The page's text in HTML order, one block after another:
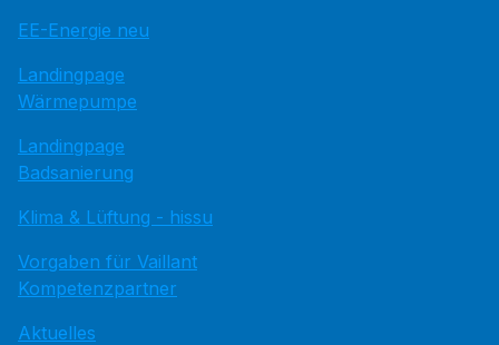
EE-Energie neu
Landingpage
Wärmepumpe
Landingpage
Badsanierung
Klima & Lüftung - hissu
Vorgaben für Vaillant
Kompetenzpartner
Aktuelles